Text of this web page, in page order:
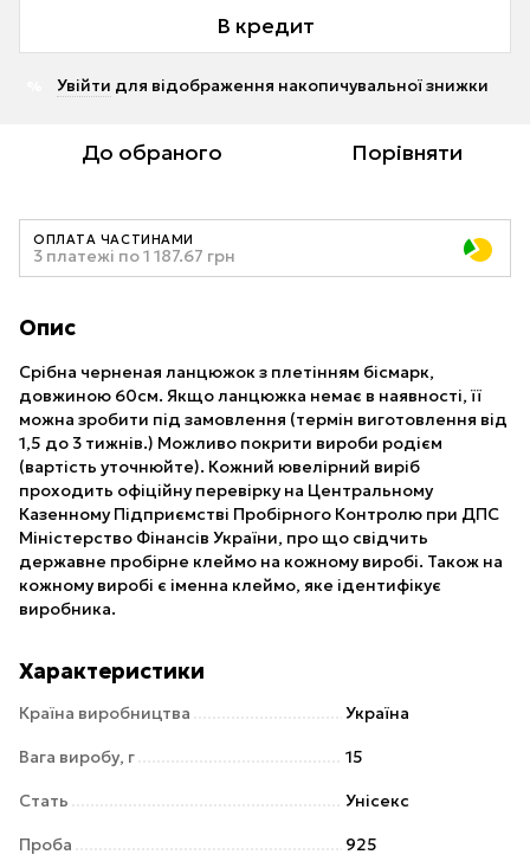
В кредит
Увійти для відображення накопичувальної знижки
До обраного Порівняти
ОПЛАТА ЧАСТИНАМИ
3 платежі по 1 187.67 грн
Опис
Срібна черненая ланцюжок з плетінням бісмарк,
довжиною 60см. Якщо ланцюжка немає в наявності, її
можна зробити під замовлення (термін виготовлення від
1,5 до 3 тижнів.) Можливо покрити вироби родієм
(вартість уточнюйте). Кожний ювелірний виріб
проходить офіційну перевірку на Центральному
Казенному Підприємстві Пробірного Контролю при ДПС
Міністерство Фінансів України, про що свідчить
державне пробірне клеймо на кожному виробі. Також на
кожному виробі є іменна клеймо, яке ідентифікує
виробника.
Характеристики
Країна виробництва Україна
Вага виробу, г 15
Стать Унісекс
Проба 925